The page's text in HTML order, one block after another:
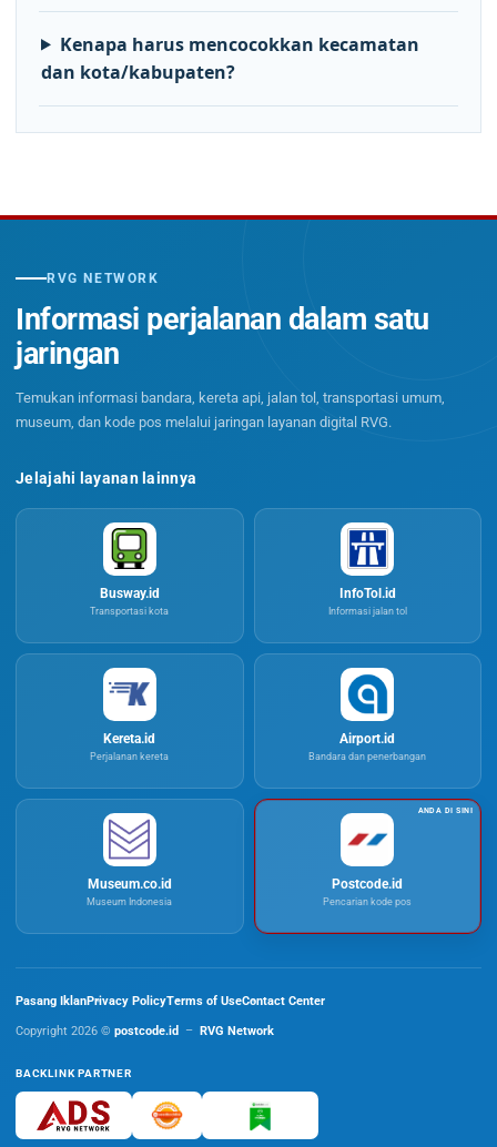
Kenapa harus mencocokkan kecamatan
dan kota/kabupaten?
RVG NETWORK
Informasi perjalanan dalam satu
jaringan
Temukan informasi bandara, kereta api, jalan tol, transportasi umum,
museum, dan kode pos melalui jaringan layanan digital RVG.
Jelajahi layanan lainnya
Busway.id
Transportasi kota
InfoTol.id
Informasi jalan tol
Kereta.id
Perjalanan kereta
Airport.id
Bandara dan penerbangan
Museum.co.id
Museum Indonesia
Postcode.id
Pencarian kode pos
Pasang IklanPrivacy PolicyTerms of UseContact Center
Copyright 2026 © postcode.id – RVG Network
BACKLINK PARTNER